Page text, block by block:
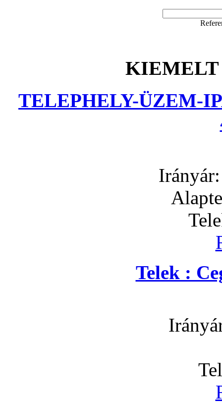
TELEPHELY-ÜZEM-
Telek :